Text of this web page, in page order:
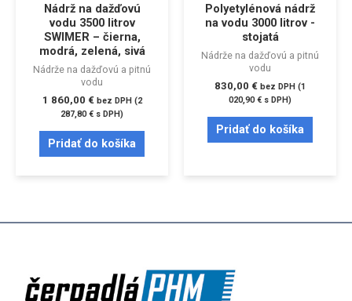
Nádrž na dažďovú
vodu 3500 litrov
SWIMER – čierna,
modrá, zelená, sivá
Nádrže na dažďovú a pitnú
vodu
1 860,00 € bez DPH (2
287,80€ s DPH)
Pridať do košíka
Polyetylénová nádrž
na vodu 3000 litrov -
stojatá
Nádrže na dažďovú a pitnú
vodu
830,00 € bez DPH (1
020,90€ s DPH)
Pridať do košíka